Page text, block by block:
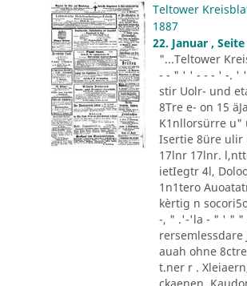
Teltower
1887
22. Januar , Seite
"...Teltower
- - " ' ' - - - ' -. '
stir Uolr- und
8Tre e- on 15
K1nllorsürre u"
Isertie 8üre ulir
17lnr 17lnr.
ietIegtr 4l,
1n1tero
kèrtig n
-, " .'-'la - " ' " "
rersemlessdare
auah ohne
t.ner r .
ckaenen,